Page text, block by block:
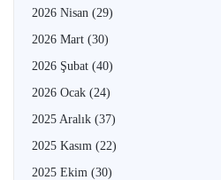
2026 Nisan (29)
2026 Mart (30)
2026 Şubat (40)
2026 Ocak (24)
2025 Aralık (37)
2025 Kasım (22)
2025 Ekim (30)